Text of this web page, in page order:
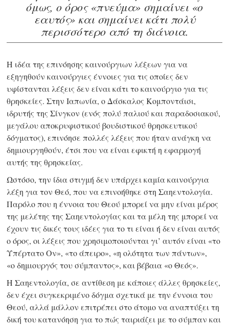
όμως, ο όρος «πνεύμα» σημαίνει «ο
εαυτός» και σημαίνει κάτι πολύ
περισσότερο από τη διάνοια.
Η ιδέα της επινόησης καινούργιων λέξεων για να
εξηγηθούν καινούργιες έννοιες για τις οποίες δεν
υφίστανται λέξεις δεν είναι κάτι το καινούργιο για τις
θρησκείες. Στην Ιαπωνία, ο Δάσκαλος Κομποντάισι,
ιδρυτής της Σίνγκον (ενός πολύ παλιού και παραδοσιακού,
μεγάλου αποκρυφιστικού βουδιστικού θρησκευτικού
δόγματος), επινόησε πολλές λέξεις που ήταν ανάγκη να
δημιουργηθούν, έτσι που να είναι εφικτή η εφαρμογή
αυτής της θρησκείας.
Ωστόσο, την ίδια στιγμή δεν υπάρχει καμία καινούργια
λέξη για τον Θεό, που να επινοήθηκε στη Σαηεντολογία.
Παρόλο που η έννοια του Θεού μπορεί να μην είναι μέρος
της μελέτης της Σαηεντολογίας και τα μέλη της μπορεί να
έχουν τις δικές τους ιδέες για το τι είναι ή δεν είναι αυτός
ο όρος, οι λέξεις που χρησιμοποιούνται γι’ αυτόν είναι «το
Υπέρτατο Ον», «το άπειρο», «η ολότητα των πάντων»,
«ο δημιουργός του σύμπαντος», και βέβαια «ο Θεός».
Η Σαηεντολογία, σε αντίθεση με κάποιες άλλες θρησκείες,
δεν έχει συγκεκριμένο δόγμα σχετικά με την έννοια του
Θεού, αλλά μάλλον επιτρέπει στο άτομο να αναπτύξει τη
δική του κατανόηση για το πώς ταιριάζει με το σύμπαν και